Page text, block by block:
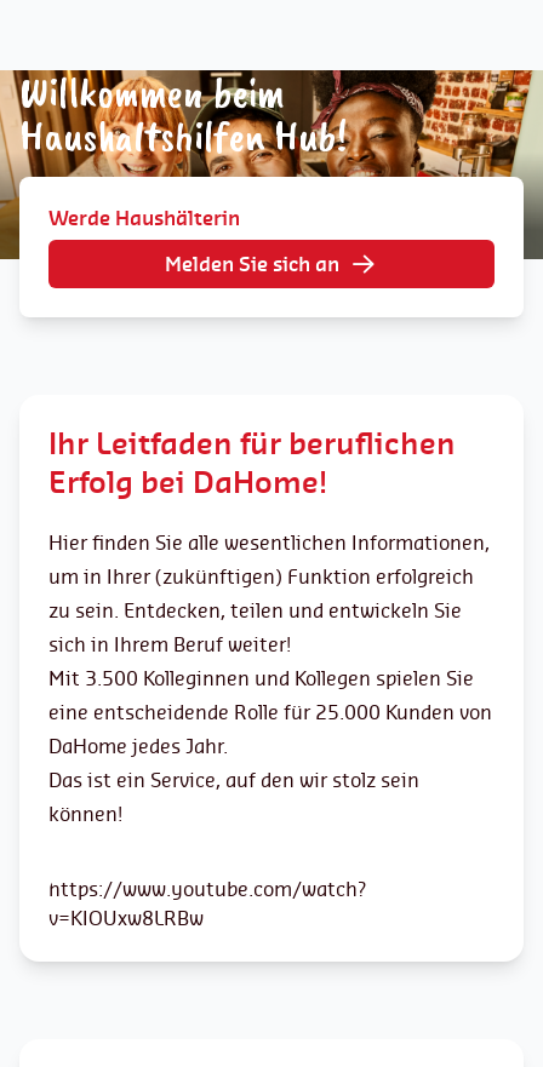
Willkommen beim
Haushaltshilfen Hub!
Werde Haushälterin
Melden Sie sich an
https://www.youtube.com/watch?
v=KIOUxw8LRBw
Ihr Leitfaden für beruflichen
Erfolg bei DaHome!
Hier finden Sie alle wesentlichen Informationen,
um in Ihrer (zukünftigen) Funktion erfolgreich
zu sein. Entdecken, teilen und entwickeln Sie
sich in Ihrem Beruf weiter!
Mit 3.500 Kolleginnen und Kollegen spielen Sie
eine entscheidende Rolle für 25.000 Kunden von
DaHome jedes Jahr.
Das ist ein Service, auf den wir stolz sein
können!